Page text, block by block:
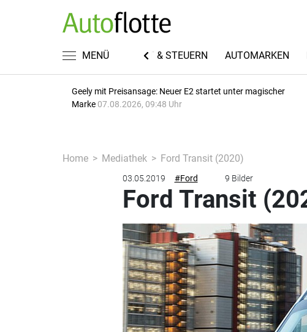
MENÜ
FUHRPARKWISSEN RECHT & STEUERN AUTOMARKEN
Geely mit Preisansage: Neuer E2 startet unter magischer
Marke 07.08.2026, 09:48 Uhr
Home Mediathek Ford Transit (2020)
03.05.2019 #Ford 9 Bilder
Ford Transit